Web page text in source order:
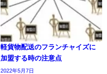
軽貨物配送のフランチャイズに
加盟する時の注意点
2022年5月7日